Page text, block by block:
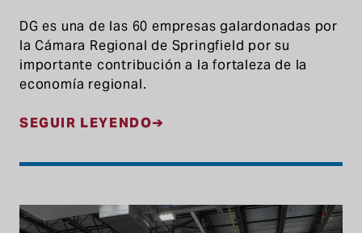
DG es una de las 60 empresas galardonadas por
la Cámara Regional de Springfield por su
importante contribución a la fortaleza de la
economía regional.
SEGUIR LEYENDO